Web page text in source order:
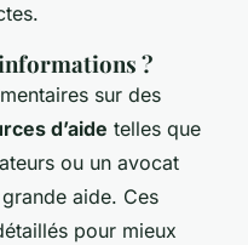
?
sur des
d’aide telles que
ou un avocat
aide. Ces
pour mieux